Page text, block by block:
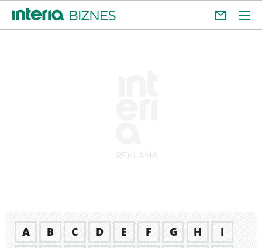
A B C D E F G H
I